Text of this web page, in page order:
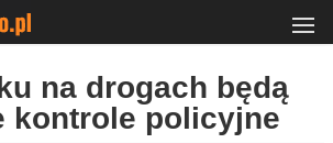
na drogach będą
kontrole policyjne